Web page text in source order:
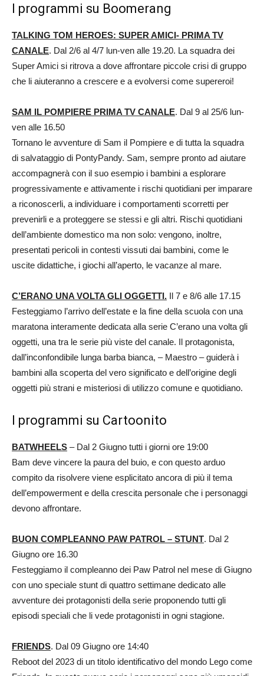
I programmi su Boomerang
TALKING TOM HEROES: SUPER AMICI- PRIMA TV
CANALE. Dal 2/6 al 4/7 lun-ven alle 19.20. La squadra dei
Super Amici si ritrova a dove affrontare piccole crisi di gruppo
che li aiuteranno a crescere e a evolversi come supereroi!
SAM IL POMPIERE PRIMA TV CANALE. Dal 9 al 25/6 lun-
ven alle 16.50
Tornano le avventure di Sam il Pompiere e di tutta la squadra
di salvataggio di PontyPandy. Sam, sempre pronto ad aiutare
accompagnerà con il suo esempio i bambini a esplorare
progressivamente e attivamente i rischi quotidiani per imparare
a riconoscerli, a individuare i comportamenti scorretti per
prevenirli e a proteggere se stessi e gli altri. Rischi quotidiani
dell’ambiente domestico ma non solo: vengono, inoltre,
presentati pericoli in contesti vissuti dai bambini, come le
uscite didattiche, i giochi all’aperto, le vacanze al mare.
C’ERANO UNA VOLTA GLI OGGETTI. Il 7 e 8/6 alle 17.15
Festeggiamo l’arrivo dell’estate e la fine della scuola con una
maratona interamente dedicata alla serie C’erano una volta gli
oggetti, una tra le serie più viste del canale. Il protagonista,
dall’inconfondibile lunga barba bianca, – Maestro – guiderà i
bambini alla scoperta del vero significato e dell’origine degli
oggetti più strani e misteriosi di utilizzo comune e quotidiano.
I programmi su Cartoonito
BATWHEELS – Dal 2 Giugno tutti i giorni ore 19:00
Bam deve vincere la paura del buio, e con questo arduo
compito da risolvere viene esplicitato ancora di più il tema
dell’empowerment e della crescita personale che i personaggi
devono affrontare.
BUON COMPLEANNO PAW PATROL – STUNT. Dal 2
Giugno ore 16.30
Festeggiamo il compleanno dei Paw Patrol nel mese di Giugno
con uno speciale stunt di quattro settimane dedicato alle
avventure dei protagonisti della serie proponendo tutti gli
episodi speciali che li vede protagonisti in ogni stagione.
FRIENDS. Dal 09 Giugno ore 14:40
Reboot del 2023 di un titolo identificativo del mondo Lego come